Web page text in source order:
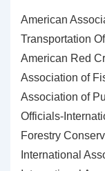
American
Transportation
American Red
Association of
Association of
Officials-
Forestry
International